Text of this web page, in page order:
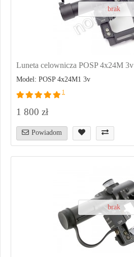
brak
Luneta celownicza POSP 4x24M 3v
Model: POSP 4x24M1 3v
1
1 800 zł
Powiadom
brak